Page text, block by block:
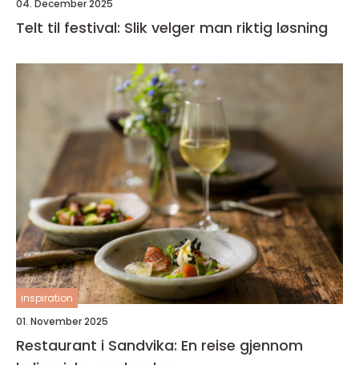
04. December 2025
Telt til festival: Slik velger man riktig løsning
inspiration
01. November 2025
Restaurant i Sandvika: En reise gjennom